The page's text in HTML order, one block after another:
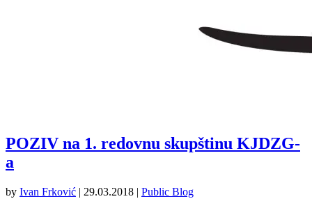
POZIV na 1. redovnu skupštinu KJDZG-
a
by Ivan Frković | 29.03.2018 | Public Blog